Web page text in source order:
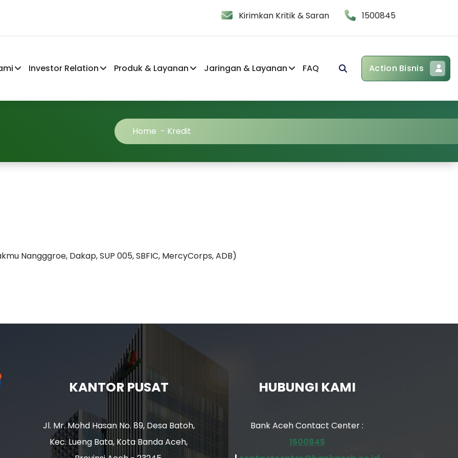
Kirimkan Kritik & Saran 1500845
Investor Relation Produk & Layanan Jaringan & Layanan FAQ Action Bisnis
Home - Kredit
Nangggroe, Dakap, SUP 005, SBFIC, MercyCorps, ADB)
KANTOR PUSAT
Jl. Mr. Mohd Hasan No. 89, Desa Batoh,
Kec. Lueng Bata, Kota Banda Aceh,
HUBUNGI KAMI
Bank Aceh Contact Center :
1500845